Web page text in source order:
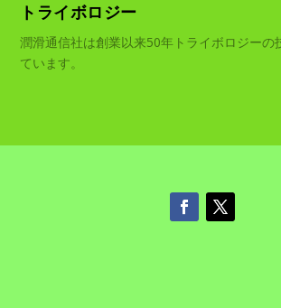
トライボロジー
潤滑通信社は創業以来50年トライボロジーの
ています。